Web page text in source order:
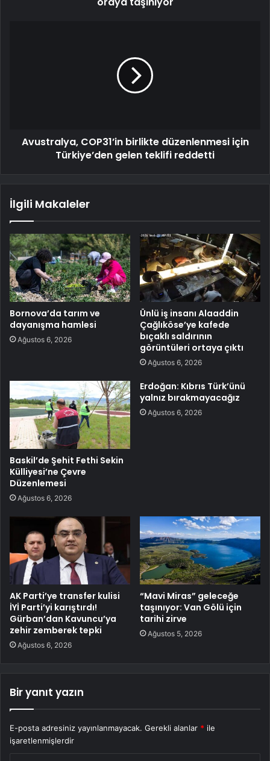
Avustralya, COP31’in birlikte düzenlenmesi için
Türkiye’den gelen teklifi reddetti
İlgili Makaleler
Bornova’da tarım ve
dayanışma hamlesi
Ağustos 6, 2026
Ünlü iş insanı Alaaddin
Çağlıköse’ye kafede
bıçaklı saldırının
görüntüleri ortaya çıktı
Ağustos 6, 2026
Baskil’de Şehit Fethi Sekin
Külliyesi’ne Çevre
Düzenlemesi
Ağustos 6, 2026
Erdoğan: Kıbrıs Türk’ünü
yalnız bırakmayacağız
Ağustos 6, 2026
AK Parti’ye transfer kulisi
İYİ Parti’yi karıştırdı!
Gürban’dan Kavuncu’ya
zehir zemberek tepki
Ağustos 6, 2026
“Mavi Miras” geleceğe
taşınıyor: Van Gölü için
tarihi zirve
Ağustos 5, 2026
Bir yanıt yazın
E-posta adresiniz yayınlanmayacak. Gerekli alanlar * ile
işaretlenmişlerdir